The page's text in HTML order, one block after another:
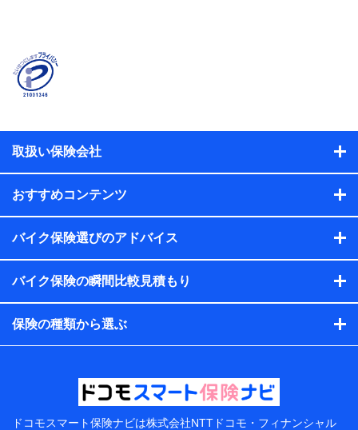
取扱い保険会社
おすすめコンテンツ
バイク保険選びのアドバイス
バイク保険の瞬間比較見積もり
保険の種類から選ぶ
ドコモスマート保険ナビは株式会社NTTドコモ・フィナンシャル